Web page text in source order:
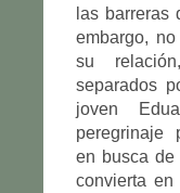
las barreras
embargo,
su
separados
joven
peregrinaje
en busca
convierta